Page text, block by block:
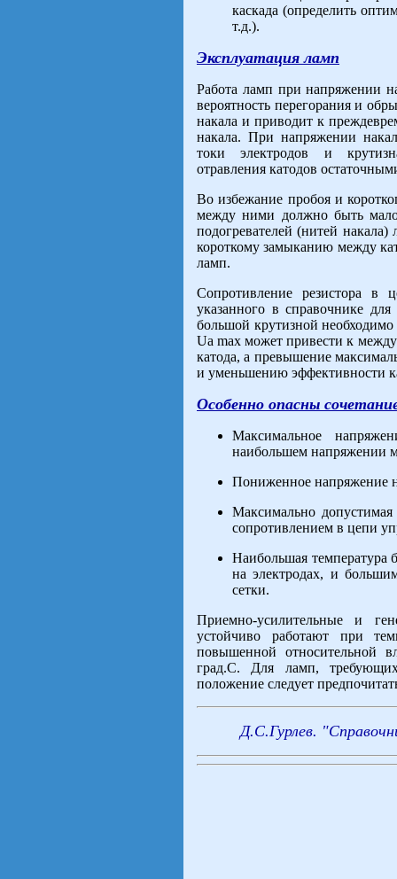
каскада (определить
т.д.).
Эксплуатация ламп
Работа ламп при напряжении
вероятность перегорания и
накала и приводит к
накала. При напряжении
токи электродов и
отравления катодов
Во избежание пробоя и
между ними должно быть мало.
подогревателей (нитей
короткому замыканию между
ламп.
Сопротивление резистора
указанного в справочнике
большой крутизной
Uа max может привести к
катода, а превышение
и уменьшению эффективности
Особенно опасны
Максимальное
наибольшем напряжении
Пониженное напряжение
Максимально
сопротивлением в цепи
Наибольшая
на электродах, и
сетки.
Приемно-усилительные и
устойчиво работают при
повышенной относительной
град.С. Для ламп,
положение следует
Д.С.Гурлев.